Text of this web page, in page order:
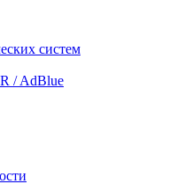
систем
/ AdBlue